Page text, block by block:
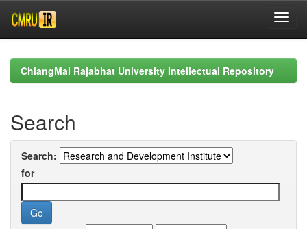
navigationChiangMai Rajabhat University Intellectual Repository
Search
Search:
for